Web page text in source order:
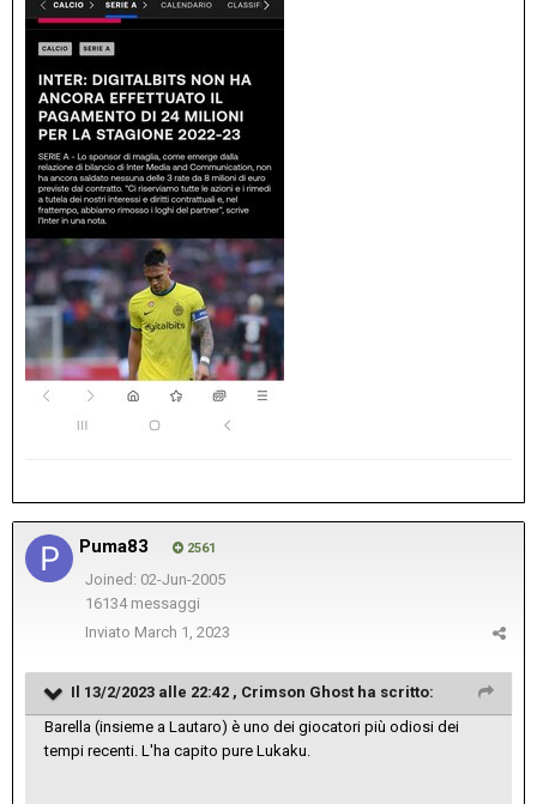
Puma83 2561
Joined: 02-Jun-2005
16134 messaggi
Inviato March 1, 2023
Il 13/2/2023 alle 22:42 , Crimson Ghost ha scritto:
Barella (insieme a Lautaro) è uno dei giocatori più odiosi dei
tempi recenti. L'ha capito pure Lukaku.